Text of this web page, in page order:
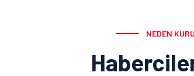
NEDEN